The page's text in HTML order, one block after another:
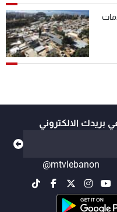
بريدك الالكتروني
@mtvlebanon